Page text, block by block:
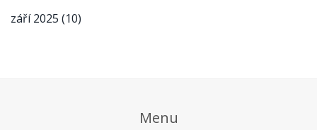
září 2025 (10)
Menu